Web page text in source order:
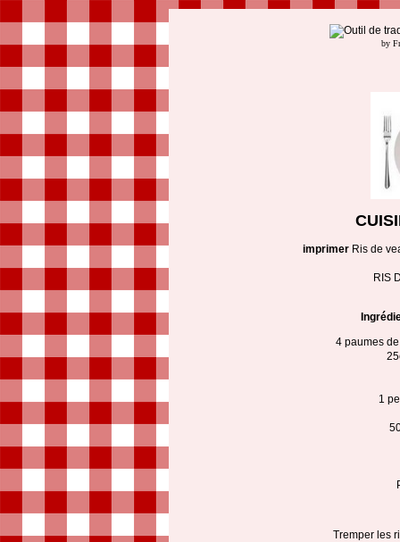
by
imprimer Ris de
RIS
4 paumes
1
Tremper les